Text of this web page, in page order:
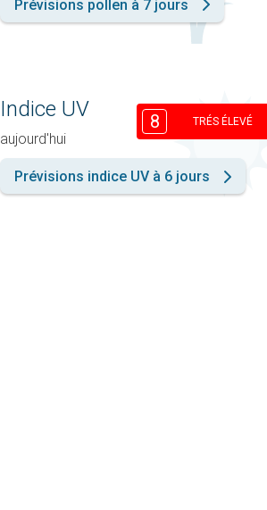
Prévisions pollen à 7 jours
Indice UV
aujourd'hui
8 TRÉS ÉLEVÉ
Prévisions indice UV à 6 jours